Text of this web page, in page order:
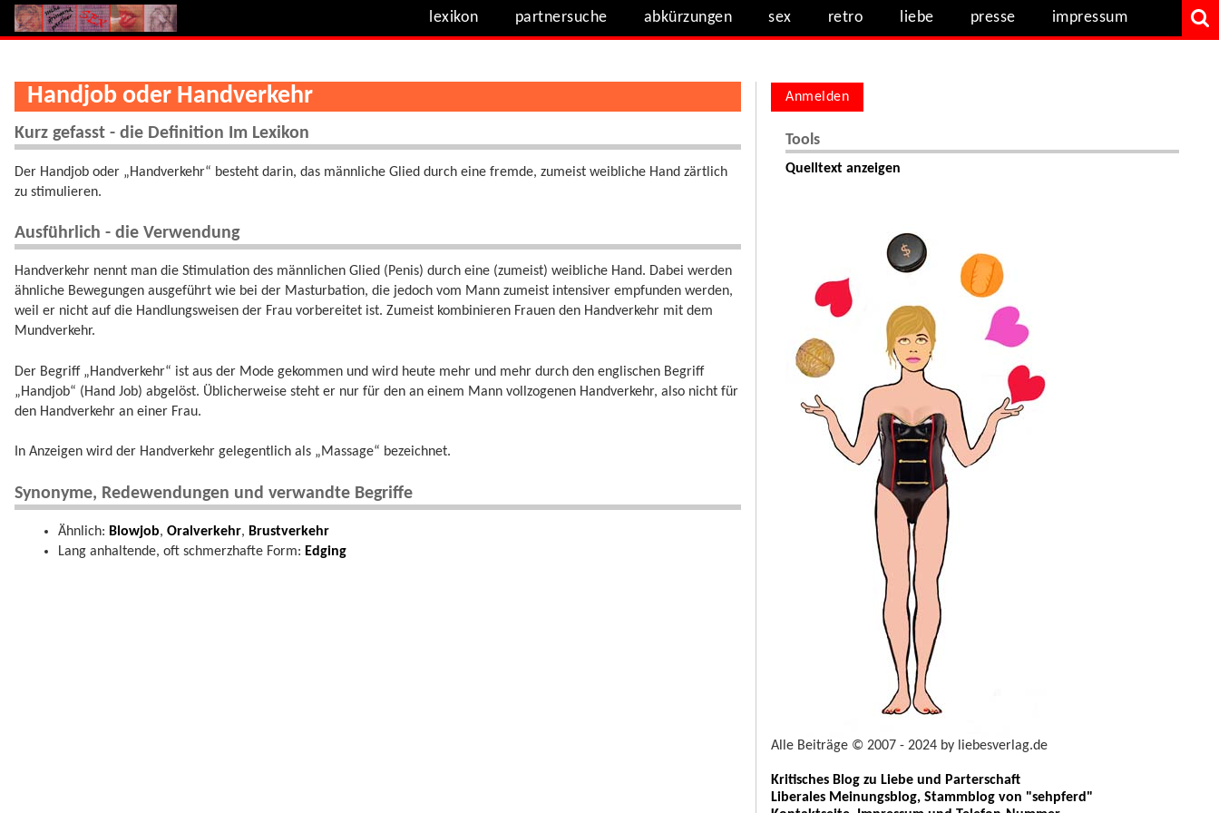
lexikon partnersuche abkürzungen sex retro liebe presse impressum
Handjob oder Handverkehr
Kurz gefasst - die Definition Im Lexikon
Der Handjob oder „Handverkehr“ besteht darin, das männliche Glied durch eine fremde, zumeist weibliche Hand zärtlich
zu stimulieren.
Ausführlich - die Verwendung
Handverkehr nennt man die Stimulation des männlichen Glied (Penis) durch eine (zumeist) weibliche Hand. Dabei werden
ähnliche Bewegungen ausgeführt wie bei der Masturbation, die jedoch vom Mann zumeist intensiver empfunden werden,
weil er nicht auf die Handlungsweisen der Frau vorbereitet ist. Zumeist kombinieren Frauen den Handverkehr mit dem
Mundverkehr.
Der Begriff „Handverkehr“ ist aus der Mode gekommen und wird heute mehr und mehr durch den englischen Begriff
„Handjob“ (Hand Job) abgelöst. Üblicherweise steht er nur für den an einem Mann vollzogenen Handverkehr, also nicht für
den Handverkehr an einer Frau.
In Anzeigen wird der Handverkehr gelegentlich als „Massage“ bezeichnet.
Synonyme, Redewendungen und verwandte Begriffe
Ähnlich: Blowjob, Oralverkehr, Brustverkehr
Lang anhaltende, oft schmerzhafte Form: Edging
Anmelden
Tools
Quelltext anzeigen
Alle Beiträge © 2007 - 2024 by liebesverlag.de
Kritisches Blog zu Liebe und Parterschaft
Liberales Meinungsblog, Stammblog von "sehpferd"